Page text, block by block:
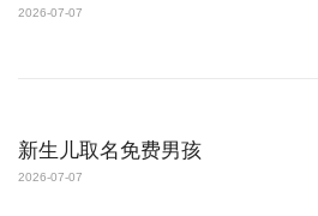
2026-07-07
新生儿取名免费男孩
2026-07-07